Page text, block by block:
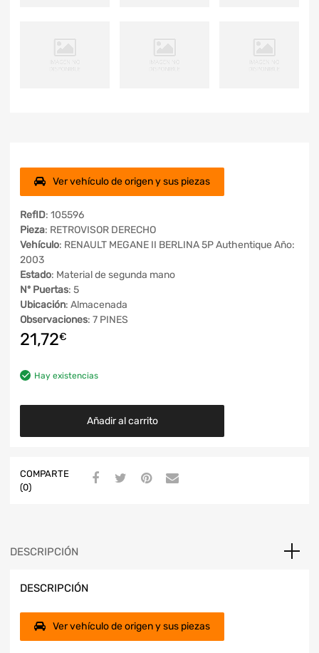
Ver vehículo de origen y sus piezas
RefID: 105596
Pieza: RETROVISOR DERECHO
Vehículo: RENAULT MEGANE II BERLINA 5P Authentique Año:
2003
Estado: Material de segunda mano
Nº Puertas: 5
Ubicación: Almacenada
Observaciones: 7 PINES
21,72€
Hay existencias
Añadir al carrito
COMPARTE
(0)
DESCRIPCIÓN
DESCRIPCIÓN
Ver vehículo de origen y sus piezas